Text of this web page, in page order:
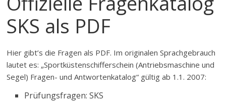
SKS als PDF
Hier gibt’s die Fragen als PDF. Im originalen Sprachgebrauch
lautet es: „Sportküstenschifferschein (Antriebsmaschine und
Segel) Fragen- und Antwortenkatalog“ gültig ab 1.1. 2007:
Prüfungsfragen: SKS